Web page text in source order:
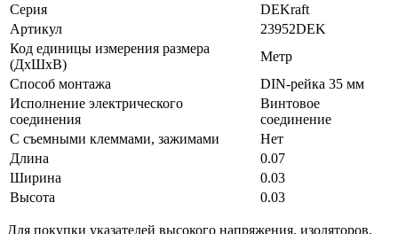
Серия
DEKraft
Артикул
23952DEK
Код единицы измерения размера
(ДхШхВ)
Метр
Способ монтажа
DIN-рейка 35 мм
Исполнение электрического
соединения
Винтовое
соединение
С съемными клеммами, зажимами
Нет
Длина
0.07
Ширина
0.03
Высота
0.03
Для покупки указателей высокого напряжения, изоляторов,